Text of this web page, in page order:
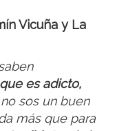
Vicuña y La
es adicto,
sos un buen
más que para